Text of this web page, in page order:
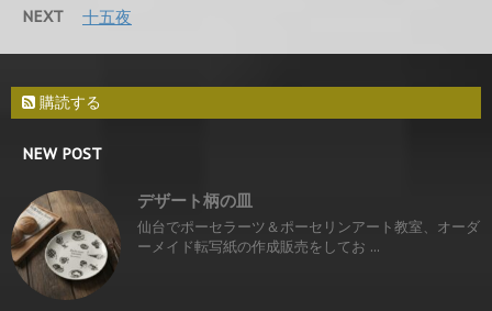
NEXT 十五夜
購読する
NEW POST
デザート柄の皿
仙台でポーセラーツ＆ポーセリンアート教室、オーダ
ーメイド転写紙の作成販売をしてお ...